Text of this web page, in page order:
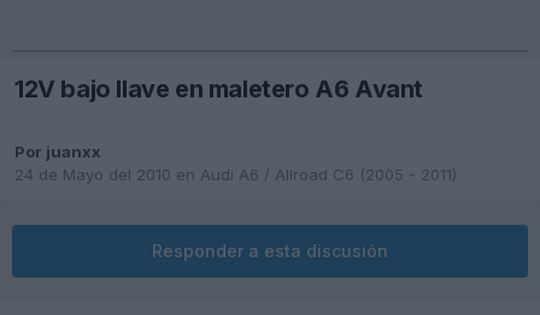
12V bajo llave en maletero A6 Avant
Por juanxx
24 de Mayo del 2010 en Audi A6 / Allroad C6 (2005 - 2011)
Responder a esta discusión